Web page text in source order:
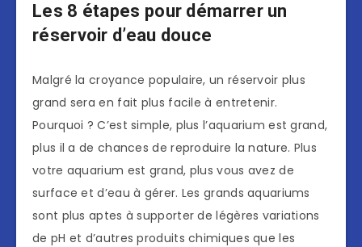
Les 8 étapes pour démarrer un
réservoir d’eau douce
Malgré la croyance populaire, un réservoir plus
grand sera en fait plus facile à entretenir.
Pourquoi ? C’est simple, plus l’aquarium est grand,
plus il a de chances de reproduire la nature. Plus
votre aquarium est grand, plus vous avez de
surface et d’eau à gérer. Les grands aquariums
sont plus aptes à supporter de légères variations
de pH et d’autres produits chimiques que les